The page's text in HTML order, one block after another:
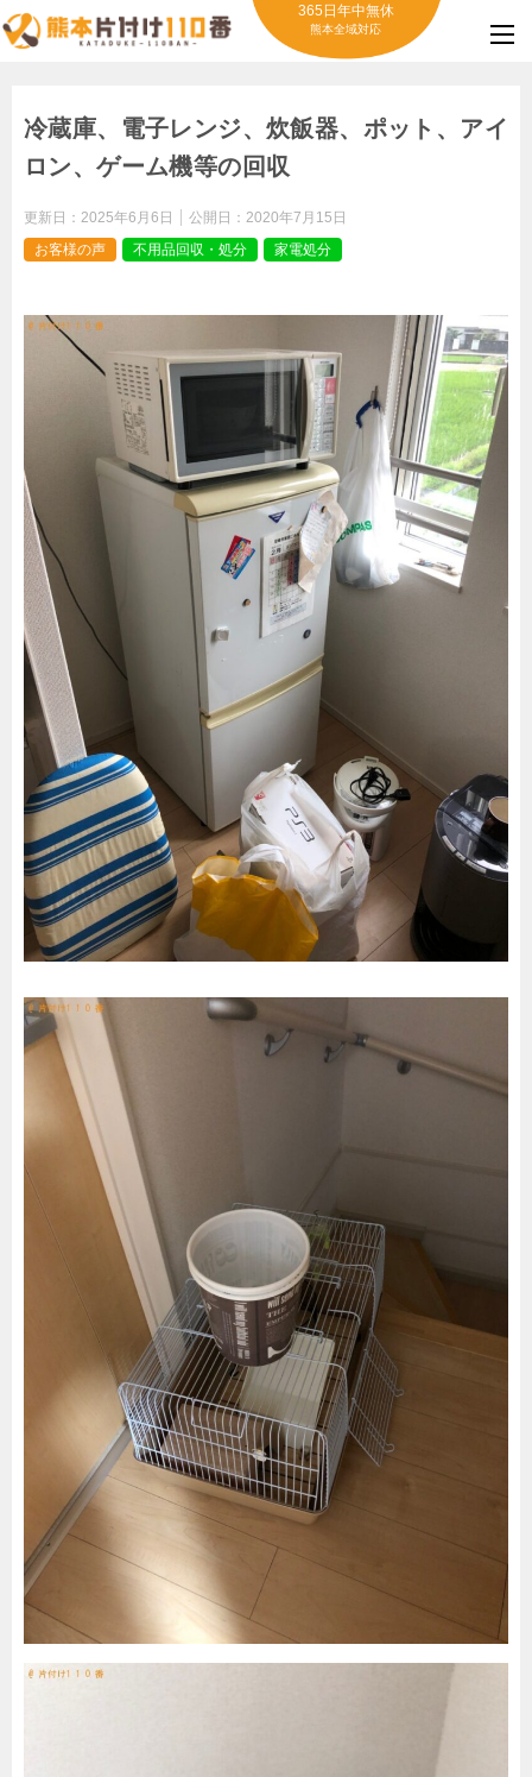
365日年中無休
熊本全域対応
冷蔵庫、電子レンジ、炊飯器、ポット、アイ
ロン、ゲーム機等の回収
更新日： 2025年6月6日 公開日： 2020年7月15日
お客様の声
不用品回収・処分 家電処分